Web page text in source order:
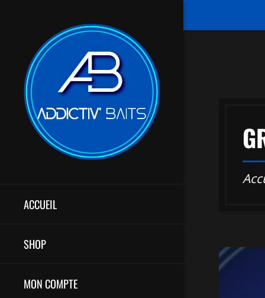
ACCUEIL
SHOP
MON COMPTE